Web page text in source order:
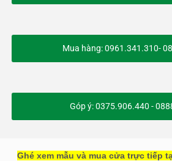
Mua hàng: 0961.341.310-
Góp ý: 0375.906.440 -
Ghé xem mẫu và mua cửa trực tiếp